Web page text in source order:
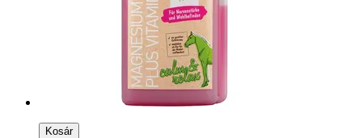
Kosár